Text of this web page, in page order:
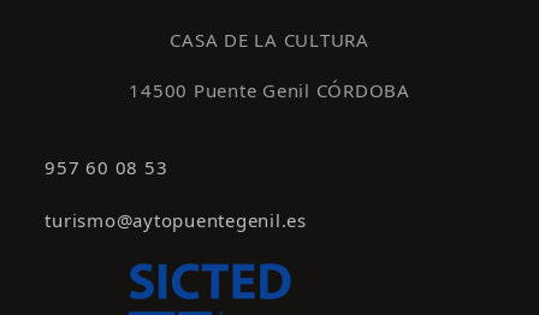
CASA DE LA CULTURA
14500 Puente Genil CÓRDOBA
957 60 08 53
turismo@aytopuentegenil.es